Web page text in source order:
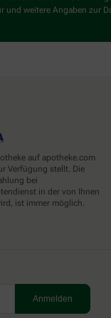
und weitere Angaben zur
auf apotheke.com
Verfügung stellt. Die
bei
in der von Ihnen
ist immer möglich.